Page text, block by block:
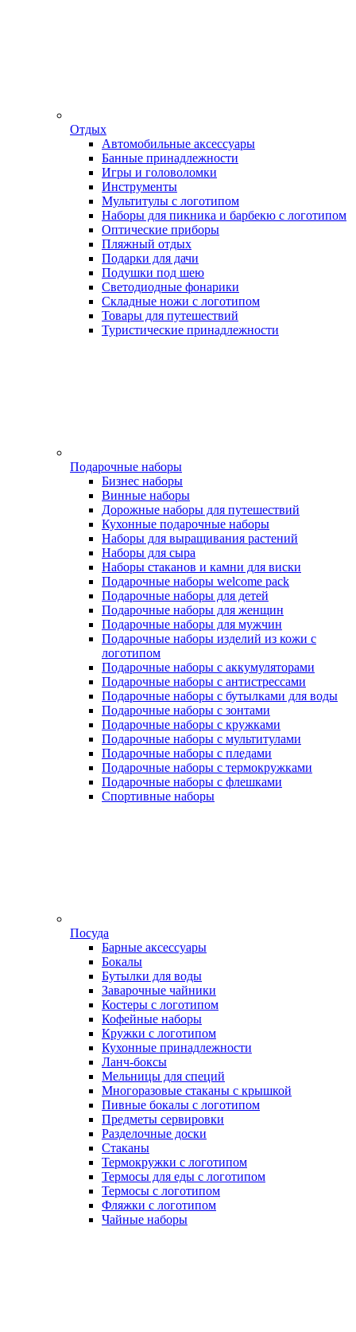
Отдых
Автомобильные аксессуары
Банные принадлежности
Игры и головоломки
Инструменты
Мультитулы с логотипом
Наборы для пикника и барбекю с логотипом
Оптические приборы
Пляжный отдых
Подарки для дачи
Подушки под шею
Светодиодные фонарики
Складные ножи с логотипом
Товары для путешествий
Туристические принадлежности
Подарочные наборы
Бизнес наборы
Винные наборы
Дорожные наборы для путешествий
Кухонные подарочные наборы
Наборы для выращивания растений
Наборы для сыра
Наборы стаканов и камни для виски
Подарочные наборы welcome pack
Подарочные наборы для детей
Подарочные наборы для женщин
Подарочные наборы для мужчин
Подарочные наборы изделий из кожи с
логотипом
Подарочные наборы с аккумуляторами
Подарочные наборы с антистрессами
Подарочные наборы с бутылками для воды
Подарочные наборы с зонтами
Подарочные наборы с кружками
Подарочные наборы с мультитулами
Подарочные наборы с пледами
Подарочные наборы с термокружками
Подарочные наборы с флешками
Спортивные наборы
Посуда
Барные аксессуары
Бокалы
Бутылки для воды
Заварочные чайники
Костеры с логотипом
Кофейные наборы
Кружки с логотипом
Кухонные принадлежности
Ланч-боксы
Мельницы для специй
Многоразовые стаканы с крышкой
Пивные бокалы с логотипом
Предметы сервировки
Разделочные доски
Стаканы
Термокружки с логотипом
Термосы для еды с логотипом
Термосы с логотипом
Фляжки с логотипом
Чайные наборы